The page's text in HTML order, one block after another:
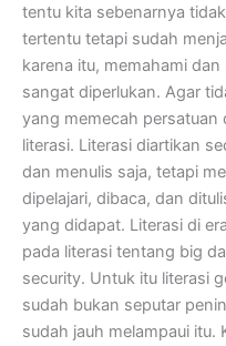
tentu kita sebenarnya
tertentu tetapi sudah
karena itu, memahami
sangat diperlukan. Agar
yang memecah persatuan
literasi. Literasi diartikan
dan menulis saja, tetapi
dipelajari, dibaca, dan
yang didapat. Literasi di
pada literasi tentang big
security. Untuk itu literasi
sudah bukan seputar
sudah jauh melampaui itu.